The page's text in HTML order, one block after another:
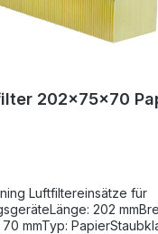
202x75x70
Luftfiltereinsätze für
202
70 mmTyp: